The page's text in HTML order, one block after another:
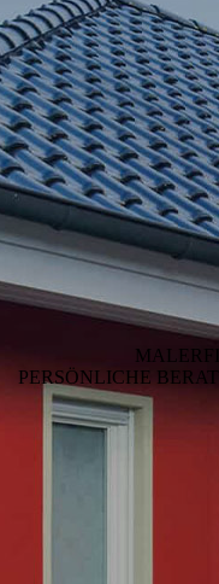
PERSÖNLICHE